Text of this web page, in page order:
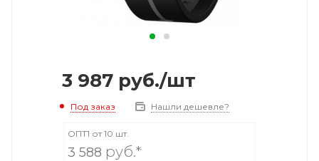
3 987 руб./шт
Под заказ Нашли дешевле?
ОПТ1 от 10 шт.
3 588 руб.*